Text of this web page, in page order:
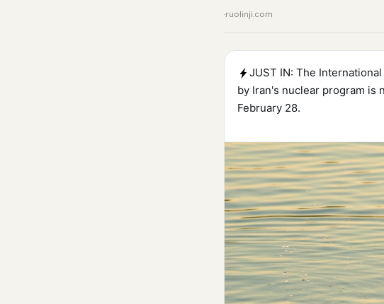
·ruolinji.com
JUST IN: The
by Iran's nuclear program is
February 28.